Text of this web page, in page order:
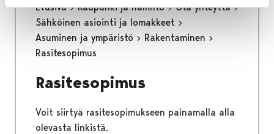
Etusivu Kaupunki ja hallinto
Ota yhteyttä
Sähköinen asiointi ja lomakkeet
Asuminen ja ympäristö
Rakentaminen
Rasitesopimus
Rasitesopimus
Voit siirtyä rasitesopimukseen painamalla alla
olevasta linkistä.